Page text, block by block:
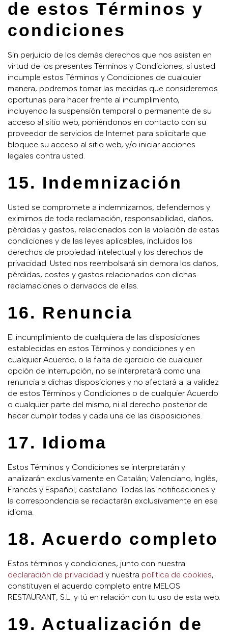
de estos Términos y
condiciones
Sin perjuicio de los demás derechos que nos asisten en
virtud de los presentes Términos y Condiciones, si usted
incumple estos Términos y Condiciones de cualquier
manera, podremos tomar las medidas que consideremos
oportunas para hacer frente al incumplimiento,
incluyendo la suspensión temporal o permanente de su
acceso al sitio web, poniéndonos en contacto con su
proveedor de servicios de Internet para solicitarle que
bloquee su acceso al sitio web, y/o iniciar acciones
legales contra usted.
15. Indemnización
Usted se compromete a indemnizarnos, defendernos y
eximirnos de toda reclamación, responsabilidad, daños,
pérdidas y gastos, relacionados con la violación de estas
condiciones y de las leyes aplicables, incluidos los
derechos de propiedad intelectual y los derechos de
privacidad. Usted nos reembolsará sin demora los daños,
pérdidas, costes y gastos relacionados con dichas
reclamaciones o derivados de ellas.
16. Renuncia
El incumplimiento de cualquiera de las disposiciones
establecidas en estos Términos y condiciones y en
cualquier Acuerdo, o la falta de ejercicio de cualquier
opción de interrupción, no se interpretará como una
renuncia a dichas disposiciones y no afectará a la validez
de estos Términos y Condiciones o de cualquier Acuerdo
o cualquier parte del mismo, ni al derecho posterior de
hacer cumplir todas y cada una de las disposiciones.
17. Idioma
Estos Términos y Condiciones se interpretarán y
analizarán exclusivamente en Catalán; Valenciano, Inglés,
Francés y Español; castellano. Todas las notificaciones y
la correspondencia se redactarán exclusivamente en ese
idioma.
18. Acuerdo completo
Estos términos y condiciones, junto con nuestra
declaración de privacidad y nuestra política de cookies,
constituyen el acuerdo completo entre MELOS
RESTAURANT, S.L. y tú en relación con tu uso de esta web.
19. Actualización de